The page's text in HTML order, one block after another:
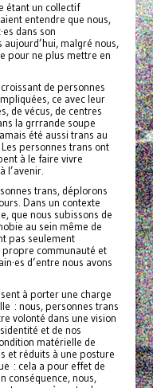
étant un collectif
entendre que nous,
dans son
malgré nous,
pour ne plus mettre en
de personnes
ce avec leur
de vécus, de centres
la grrrande soupe
été aussi trans au
personnes trans ont
à le faire vivre
l’avenir.
trans, déplorons
Dans un contexte
que nous subissons de
au sein même de
pas seulement
communauté et
d’entre nous avons
à porter une charge
: nous, personnes trans
volonté dans une vision
et de nos
matérielle de
et réduits à une posture
: cela a pour effet de
conséquence, nous,